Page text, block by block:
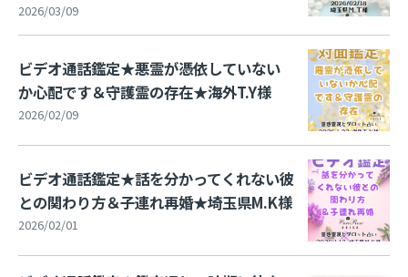
2026/03/09
ビデオ通話鑑定★悪霊が憑依していない
か心配です＆守護霊の存在★海外T.Y様
2026/02/09
ビデオ通話鑑定★話を分かってくれない彼
との関わり方＆子連れ再婚★埼玉県M.K様
2026/02/01